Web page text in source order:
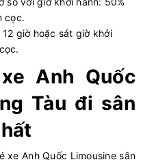
08 09:51(2 giờ 50 phút)
Sân bay Tân Sơn
Limousine 9 chỗ
Chọn mua
08 10:25(2 giờ 55 phút)
cọc.
giờ hoặc sát giờ khởi
Anh Quốc
Tàu đi sân
xe Anh Quốc Limousine sân